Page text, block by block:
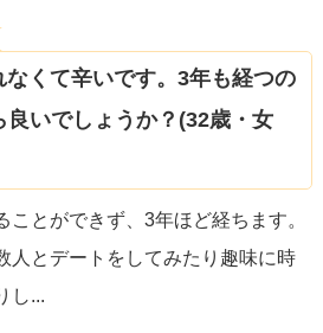
なくて辛いです。3年も経つの
良いでしょうか？(32歳・女
ことができず、3年ほど経ちます。
人とデートをしてみたり趣味に時
し...